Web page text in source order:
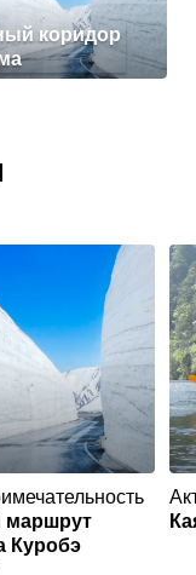
коридор
маршрут
Куробэ